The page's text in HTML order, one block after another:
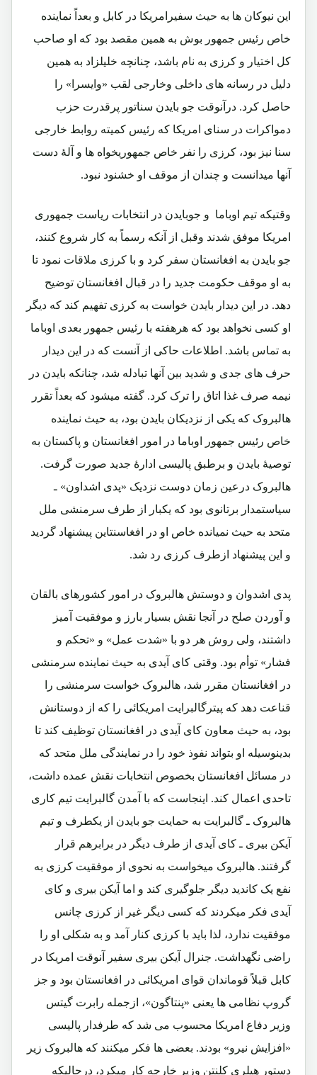
این نیوکان ها به حیث سفیرامریکا در کابل و بعداً نماینده
خاص رئیس جمهور بوش به همین مقصد بود که او صاحب
کل اختیار و کرزی به نام باشد، چنانچه خلیلزاد به همین
دلیل در رسانه های داخلی وخارجی لقب «وایسرا» را
حاصل کرد. درآنوقت جو بایدن سناتور پرقدرت حزب
دمواکرات در سنای امریکا که رئیس کمیته روابط خارجی
سنا نیز بود، کرزی را نفر خاص جمهوریخواه ها و آلۀ دست
آنها میدانست و چندان از موقف او خشنود نبود.
وقتیکه تیم اوباما و جوبایدن در انتخابات ریاست جمهوری
امریکا موفق شدند وقبل از آنکه رسماً به کار شروع کنند،
جو بایدن به افغانستان سفر کرد و با کرزی ملاقات نمود تا
به او موقف حکومت جدید را در قبال افغانستان توضیح
دهد. در این دیدار بایدن خواست به کرزی تفهیم کند که دیگر
او کسی نخواهد بود که هرهفته با رئیس جمهور بعدی اوباما
به تماس باشد. اطلاعات حاکی از آنست که در این دیدار
حرف های جدی و شدید بین آنها تبادله شد، چنانکه بایدن در
نیمه صرف غذا اتاق را ترک کرد. گفته میشود که بعداً تقرر
هالبروک که یکی از نزدیکان بایدن بود، به حیث نماینده
خاص رئیس جمهور اوباما در امور افغانستان و پاکستان به
توصیۀ بایدن و برطبق پالیسی ادارۀ جدید صورت گرفت.
هالبروک درعین زمان دوست نزدیک «پدی اشداون» ـ
سیاستمدار برتانوی بود که یکبار از طرف سرمنشی ملل
متحد به حیث نمیانده خاص او در افغاسنتاین پیشنهاد گردید
و این پیشنهاد ازطرف کرزی رد شد.
پدی اشدوان و دوستش هالبروک در امور کشورهای بالقان
و آوردن صلح در آنجا نقش بسیار بارز و موفقیت آمیز
داشتند، ولی روش هر دو با «شدت عمل» و «تحکم و
فشار» توأم بود. وقتی کای آیدی به حیث نماینده سرمنشی
در افغانستان مقرر شد، هالبروک خواست سرمنشی را
قناعت دهد که پیترگالبرایت امریکائی را که از دوستانش
بود، به حیث معاون کای آیدی در افغانستان توظیف کند تا
بدینوسیله او بتواند نفوذ خود را در نمایندگی ملل متحد که
در مسائل افغانستان بخصوص انتخابات نقش عمده داشت،
تاحدی اعمال کند. اینجاست که با آمدن گالبرایت تیم کاری
هالبروک ـ گالبرایت به حمایت جو بایدن از یکطرف و تیم
آیکن بیری ـ کای آیدی از طرف دیگر در برابرهم قرار
گرفتند. هالبروک میخواست به نحوی از موفقیت کرزی به
نفع یک کاندید دیگر جلوگیری کند و اما آیکن بیری و کای
آیدی فکر میکردند که کسی دیگر غیر از کرزی چانس
موفقیت ندارد، لذا باید با کرزی کنار آمد و به شکلی او را
راضی نگهداشت. جنرال آیکن بیری سفیر آنوقت امریکا در
کابل قبلاً قوماندان قوای امریکائی در افغانستان بود و جز
گروپ نظامی ها یعنی «پنتاگون»، ازجمله رابرت گیتس
وزیر دفاع امریکا محسوب می شد که طرفدار پالیسی
«افزایش نیرو» بودند. بعضی ها فکر میکنند که هالبروک زیر
دستور هیلری کلنتن وزیر خارجه کار میکرد، درحالیکه